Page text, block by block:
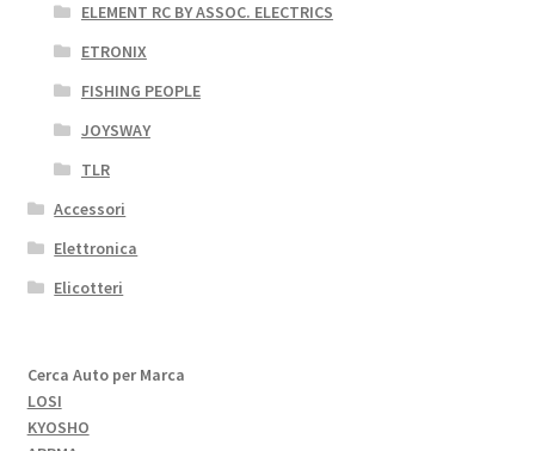
ELEMENT RC BY ASSOC. ELECTRICS
ETRONIX
FISHING PEOPLE
JOYSWAY
TLR
Accessori
Elettronica
Elicotteri
Cerca Auto per Marca
LOSI
KYOSHO